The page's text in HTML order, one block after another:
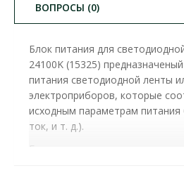
ВОПРОСЫ (0)
Блок питания для
24100K (15325)
питания светодиодной ленты
электроприборов, которые
исходным параметрам питания
ток, и т. д.).
Блоки питания со степенью